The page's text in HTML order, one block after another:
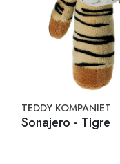
TEDDY KOMPANIET
Sonajero - Tigre